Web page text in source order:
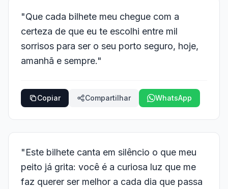
"Que cada bilhete meu chegue com a
certeza de que eu te escolhi entre mil
sorrisos para ser o seu porto seguro, hoje,
amanhã e sempre."
Copiar Compartilhar WhatsApp
"Este bilhete canta em silêncio o que meu
peito já grita: você é a curiosa luz que me
faz querer ser melhor a cada dia que passa